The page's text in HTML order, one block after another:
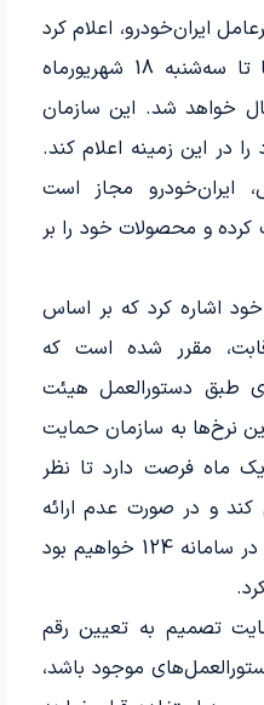
ایران‌خودرو، اعلام کرد
که قیمت‌های جدید خودروها تا سه‌شنبه 18 شهریورماه
خواهد شد. این سازمان
در این زمینه اعلام کند.
ایران‌خودرو مجاز است
را در سامانه 124 ثبت کرده و محصولات خود را بر
اشاره کرد که بر اساس
مقرر شده است که
طبق دستورالعمل هیئت
نرخ‌ها به سازمان حمایت
ماه فرصت دارد تا نظر
و در صورت عدم ارائه
نظر، ما مجاز به ثبت قیمت‌ها در سامانه 124 خواهیم بود
تصمیم به تعیین رقم
موجود باشد،